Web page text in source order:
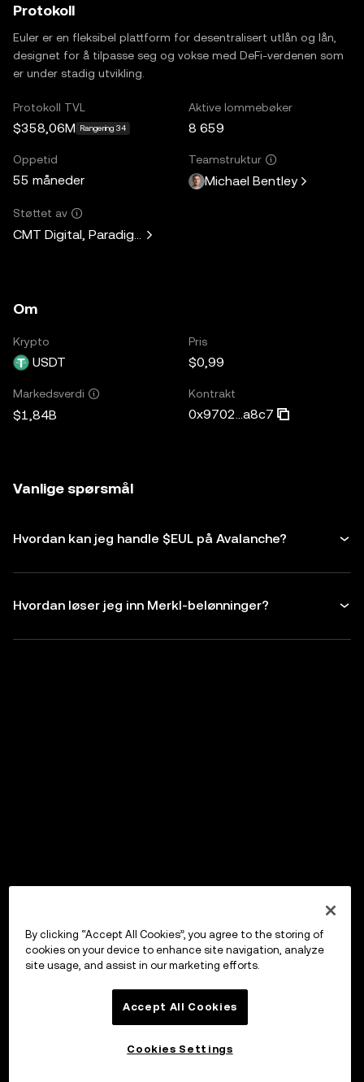
Protokoll
Euler er en fleksibel plattform for desentralisert utlån og lån,
designet for å tilpasse seg og vokse med DeFi-verdenen som
er under stadig utvikling.
Protokoll TVL
$358,06M Rangering 34
Aktive lommebøker
8 659
Oppetid
55 måneder
Teamstruktur
Michael Bentley
Støttet av
CMT Digital, Paradigm, Lemniscap, Kain Warwick, Hasu,
Om
Krypto
USDT
Pris
$0,99
Markedsverdi
$1,84B
Kontrakt
0x9702...a8c7
Vanlige spørsmål
Hvordan kan jeg handle $EUL på Avalanche?
Hvordan løser jeg inn Merkl-belønninger?
By clicking “Accept All Cookies”, you agree to the storing of
cookies on your device to enhance site navigation, analyze
site usage, and assist in our marketing efforts.
Accept All Cookies
Cookies Settings